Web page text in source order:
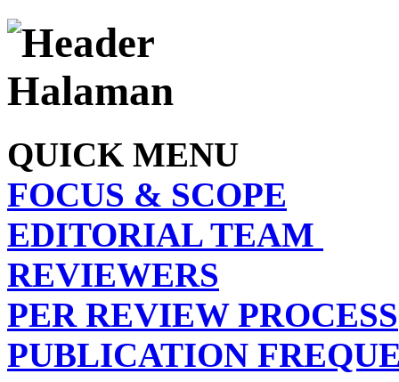
QUICK MENU
FOCUS & SCOPE
EDITORIAL TEAM
REVIEWERS
PER REVIEW PROCESS
PUBLICATION